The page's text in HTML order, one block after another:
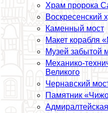
Храм пророка
Воскресенский
Каменный мост
Макет корабля
Музей забытой
Механико-
Великого
Чернавский
Памятник